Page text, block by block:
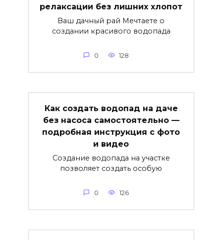
релаксации без лишних хлопот
Ваш дачный рай Мечтаете о
создании красивого водопада
0 128
Как создать водопад на даче
без насоса самостоятельно —
подробная инструкция с фото
и видео
Создание водопада на участке
позволяет создать особую
0 126